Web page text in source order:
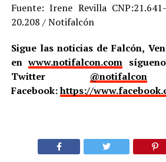
Fuente: Irene Revilla
20.208 / Notifalcón
Sigue las noticias de Falcón,
enwww.notifalcon.com
Twitter @notifalcon
Facebook:https://